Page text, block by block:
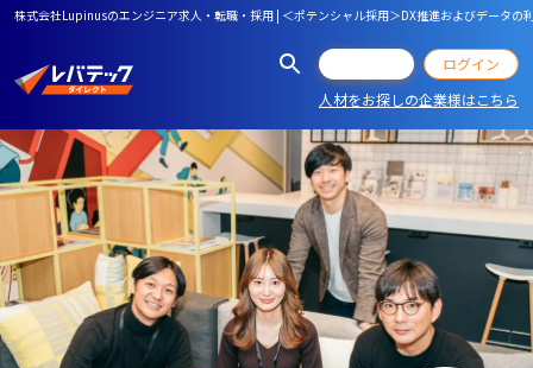
株式会社Lupinusのエンジニア求人・転職・採用 | ＜ポテンシャル採用＞DX推進およびデータ
ログイン
人材をお探しの企業様はこちら